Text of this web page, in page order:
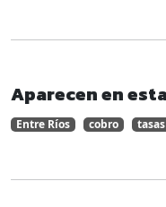
Aparecen en
Entre Ríos cobro